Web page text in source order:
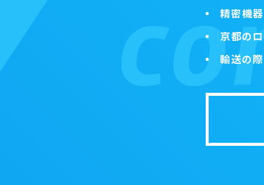
精密機
京都の
輸送の